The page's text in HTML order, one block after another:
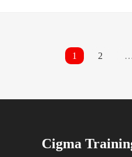
1 2 …
Cigma